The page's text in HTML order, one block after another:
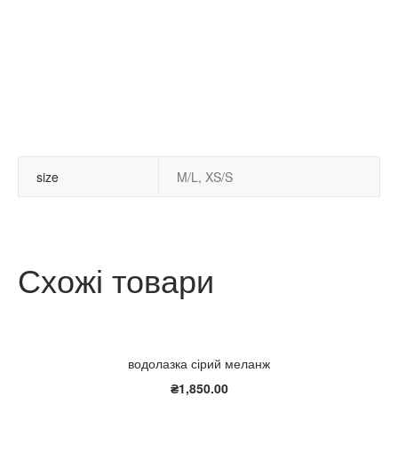
size M/L, XS/S
Схожі товари
водолазка сірий меланж
₴1,850.00